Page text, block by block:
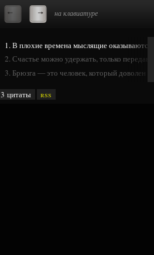
на клавиатуре
1. В плохие времена мыслящие
2. Счастье можно удержать, только
3. Брюзга — это человек, который доволен
3 цитаты rss